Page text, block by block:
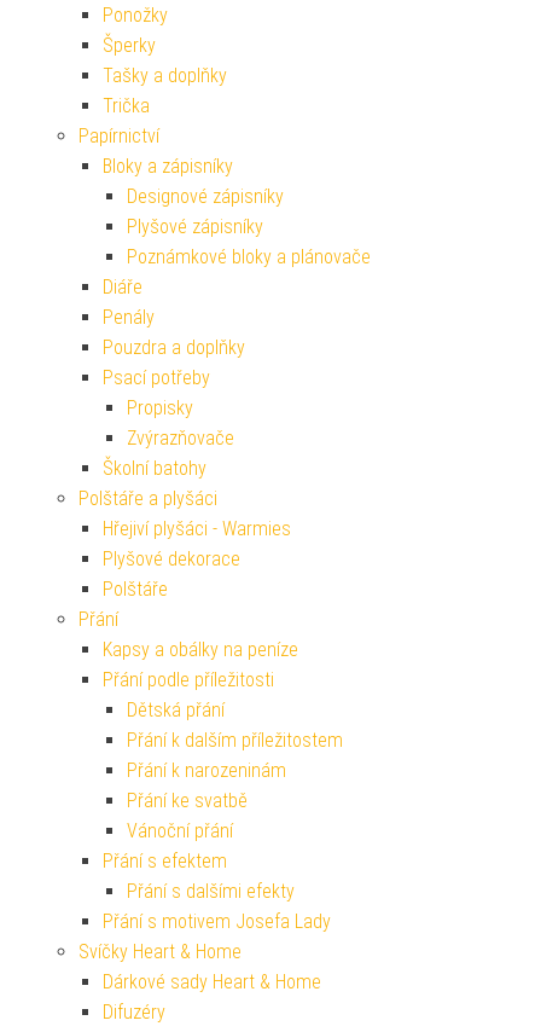
Ponožky
Šperky
Tašky a doplňky
Trička
Papírnictví
Bloky a zápisníky
Designové zápisníky
Plyšové zápisníky
Poznámkové bloky a plánovače
Diáře
Penály
Pouzdra a doplňky
Psací potřeby
Propisky
Zvýrazňovače
Školní batohy
Polštáře a plyšáci
Hřejiví plyšáci - Warmies
Plyšové dekorace
Polštáře
Přání
Kapsy a obálky na peníze
Přání podle příležitosti
Dětská přání
Přání k dalším příležitostem
Přání k narozeninám
Přání ke svatbě
Vánoční přání
Přání s efektem
Přání s dalšími efekty
Přání s motivem Josefa Lady
Svíčky Heart & Home
Dárkové sady Heart & Home
Difuzéry